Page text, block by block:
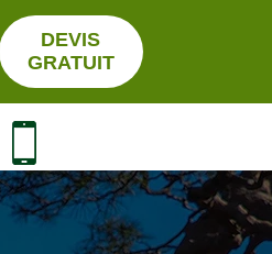
DEVIS
GRATUIT